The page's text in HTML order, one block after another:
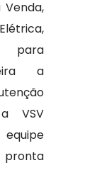
Venda,
para
a
VSV